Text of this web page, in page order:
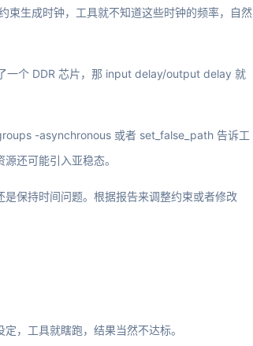
束生成时钟，工具就不知道这些时钟的频率，自然
一个 DDR 芯片，那 input delay/output delay 就
-asynchronous 或者 set_false_path 告诉工
还可能引入亚稳态。
保持时间问题。根据报告来调整约束或者修改
，工具就瞎跑，结果当然不达标。